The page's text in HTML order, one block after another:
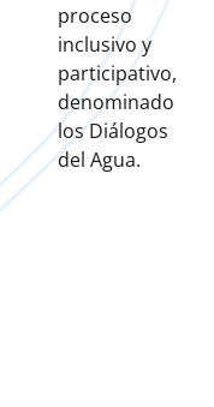
proceso
inclusivo y
participativo,
denominado
los Diálogos
del Agua.